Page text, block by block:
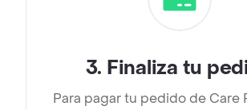
3. Finaliza tu
Para pagar tu pedido de Care